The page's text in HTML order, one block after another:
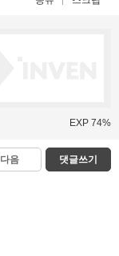
EXP 74%
다음 댓글쓰기